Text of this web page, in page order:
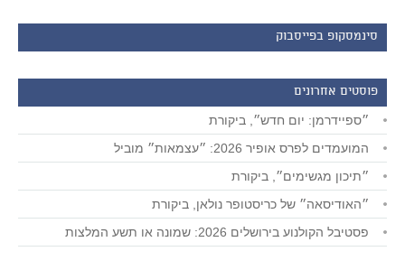
סינמסקופ בפייסבוק
פוסטים אחרונים
״ספיידרמן: יום חדש״, ביקורת
המועמדים לפרס אופיר 2026: ״עצמאות״ מוביל
״תיכון מגשימים״, ביקורת
״האודיסאה״ של כריסטופר נולאן, ביקורת
פסטיבל הקולנוע בירושלים 2026: שמונה או תשע המלצות